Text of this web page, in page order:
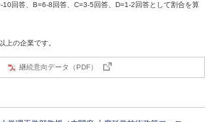
回答、B=6-8回答、C=3-5回答、D=1-2回答として割合を算
上の企業です。
継続意向データ（PDF）